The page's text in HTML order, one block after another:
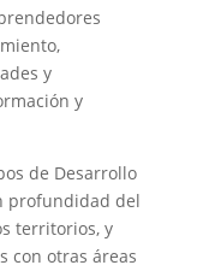
y
y
de Desarrollo
profundidad del
territorios, y
con otras áreas